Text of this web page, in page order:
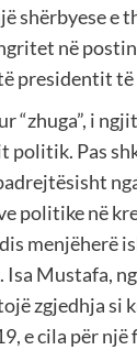
shërbyese e
në
presidentit
“zhuga”, i
politik. Pas
politike në
menjëherë
Isa Mustafa,
zgjedhja si
e cila për